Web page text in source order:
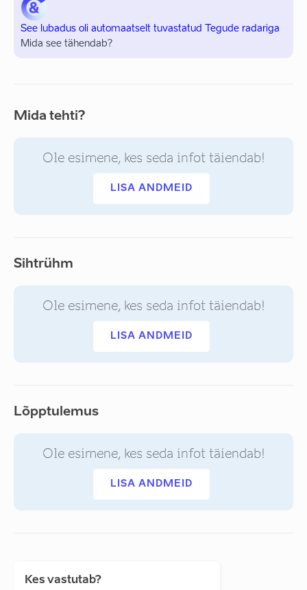
See lubadus oli automaatselt tuvastatud Tegude radariga
Mida see tähendab?
Mida tehti?
Ole esimene, kes seda infot täiendab!
LISA ANDMEID
Sihtrühm
Ole esimene, kes seda infot täiendab!
LISA ANDMEID
Lõpptulemus
Ole esimene, kes seda infot täiendab!
LISA ANDMEID
Kes vastutab?